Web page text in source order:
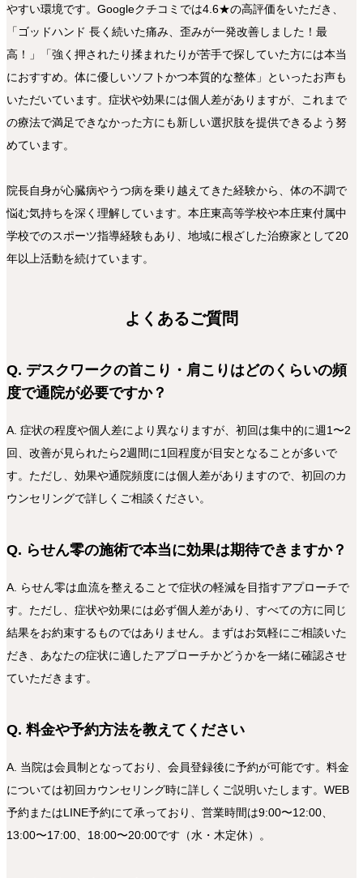
やすい環境です。Googleクチコミでは4.6★の高評価をいただき、
「ゴッドハンド 長く続いた痛み、歪みが一発改善しました！最
高！」「強く押されたり揉まれたりが苦手で探していた方には本当
におすすめ。体に優しいソフトかつ本質的な整体」といったお声も
いただいています。症状や効果には個人差がありますが、これまで
の療法で満足できなかった方にも新しい選択肢を提供できるよう努
めています。
院長自身が心臓病やうつ病を乗り越えてきた経験から、体の不調で
悩む気持ちを深く理解しています。本庄東高等学校や本庄東付属中
学校でのスポーツ指導経験もあり、地域に根ざした治療家として20
年以上活動を続けています。
よくあるご質問
Q. デスクワークの首こり・肩こりはどのくらいの頻
度で通院が必要ですか？
A. 症状の程度や個人差により異なりますが、初回は集中的に週1〜2
回、改善が見られたら2週間に1回程度が目安となることが多いで
す。ただし、効果や通院頻度には個人差がありますので、初回のカ
ウンセリングで詳しくご相談ください。
Q. らせん零の施術で本当に効果は期待できますか？
A. らせん零は血流を整えることで症状の軽減を目指すアプローチで
す。ただし、症状や効果には必ず個人差があり、すべての方に同じ
結果をお約束するものではありません。まずはお気軽にご相談いた
だき、あなたの症状に適したアプローチかどうかを一緒に確認させ
ていただきます。
Q. 料金や予約方法を教えてください
A. 当院は会員制となっており、会員登録後に予約が可能です。料金
については初回カウンセリング時に詳しくご説明いたします。WEB
予約またはLINE予約にて承っており、営業時間は9:00〜12:00、
13:00〜17:00、18:00〜20:00です（水・木定休）。